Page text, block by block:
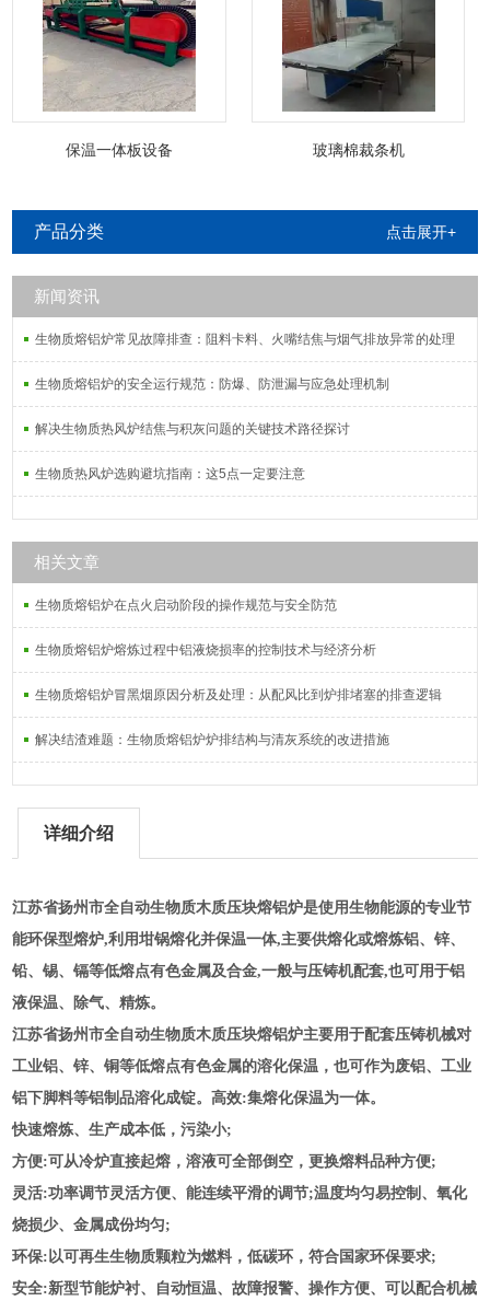
保温一体板设备 玻璃棉裁条机
产品分类 点击展开+
新闻资讯
生物质熔铝炉常见故障排查：阻料卡料、火嘴结焦与烟气排放异常的处理
生物质熔铝炉的安全运行规范：防爆、防泄漏与应急处理机制
解决生物质热风炉结焦与积灰问题的关键技术路径探讨
生物质热风炉选购避坑指南：这5点一定要注意
相关文章
生物质熔铝炉在点火启动阶段的操作规范与安全防范
生物质熔铝炉熔炼过程中铝液烧损率的控制技术与经济分析
生物质熔铝炉冒黑烟原因分析及处理：从配风比到炉排堵塞的排查逻辑
解决结渣难题：生物质熔铝炉炉排结构与清灰系统的改进措施
详细介绍
江苏省扬州市全自动生物质木质压块熔铝炉是使用生物能源的专业节
能环保型熔炉,利用坩锅熔化并保温一体,主要供熔化或熔炼铝、锌、
铅、锡、镉等低熔点有色金属及合金,一般与压铸机配套,也可用于铝
液保温、除气、精炼。
江苏省扬州市全自动生物质木质压块熔铝炉主要用于配套压铸机械对
工业铝、锌、铜等低熔点有色金属的溶化保温，也可作为废铝、工业
铝下脚料等铝制品溶化成锭。高效:集熔化保温为一体。
快速熔炼、生产成本低，污染小;
方便:可从冷炉直接起熔，溶液可全部倒空，更换熔料品种方便;
灵活:功率调节灵活方便、能连续平滑的调节;温度均匀易控制、氧化
烧损少、金属成份均匀;
环保:以可再生生物质颗粒为燃料，低碳环，符合国家环保要求;
安全:新型节能炉衬、自动恒温、故障报警、操作方便、可以配合机械